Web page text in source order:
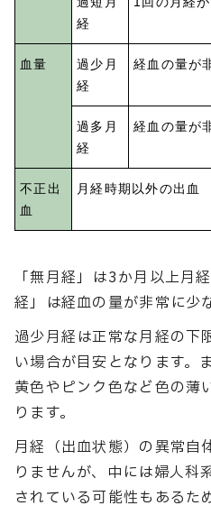
経
血量
過少月
経
経血の量が
過多月
経
経血の量が
不正出
血
月経時期以外の出血
「無月経」は3か月以上月
経」は経血の量が非常に少
過少月経は正常な月経の
い場合が目安となります。
黄色やピンク色など色の薄
ります。
月経（出血状態）の異常自
りませんが、中には婦人科
されている可能性もあるた